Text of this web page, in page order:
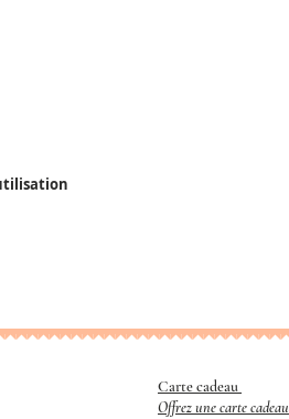
Carte cadeau
Offrez une carte cadeau